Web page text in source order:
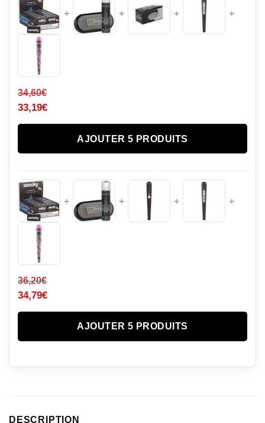
+ + + +
34,60€
33,19€
AJOUTER 5 PRODUITS
+ + + +
36,20€
34,79€
AJOUTER 5 PRODUITS
DESCRIPTION